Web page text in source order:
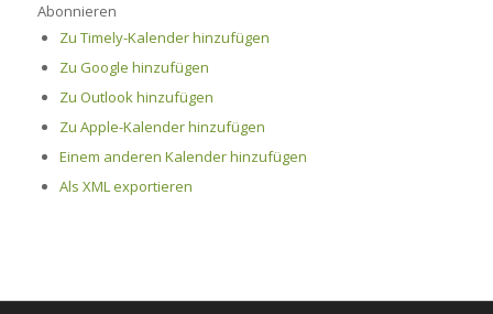
Abonnieren
Zu Timely-Kalender hinzufügen
Zu Google hinzufügen
Zu Outlook hinzufügen
Zu Apple-Kalender hinzufügen
Einem anderen Kalender hinzufügen
Als XML exportieren